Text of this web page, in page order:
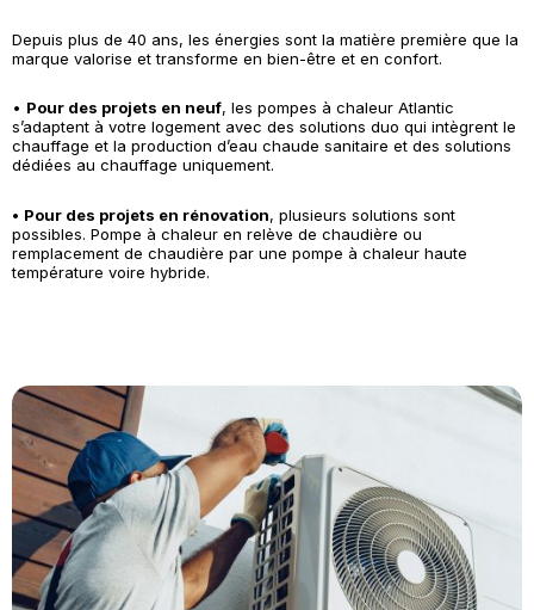
Depuis plus de 40 ans, les énergies sont la matière première que la
marque valorise et transforme en bien-être et en confort.
• Pour des projets en neuf, les pompes à chaleur Atlantic
s’adaptent à votre logement avec des solutions duo qui intègrent le
chauffage et la production d’eau chaude sanitaire et des solutions
dédiées au chauffage uniquement.
• Pour des projets en rénovation, plusieurs solutions sont
possibles. Pompe à chaleur en relève de chaudière ou
remplacement de chaudière par une pompe à chaleur haute
température voire hybride.